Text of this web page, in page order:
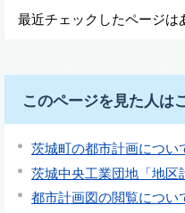
最近チェックしたページは
このページを見た人は
茨城町の都市計画につい
茨城中央工業団地「地区
都市計画図の閲覧につい